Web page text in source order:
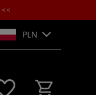
<<
PLN